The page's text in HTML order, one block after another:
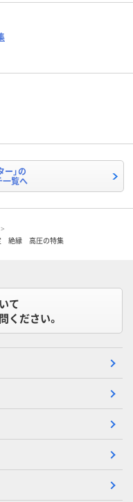
ー」の
一覧へ
絶縁 高圧の特集
て
ください。